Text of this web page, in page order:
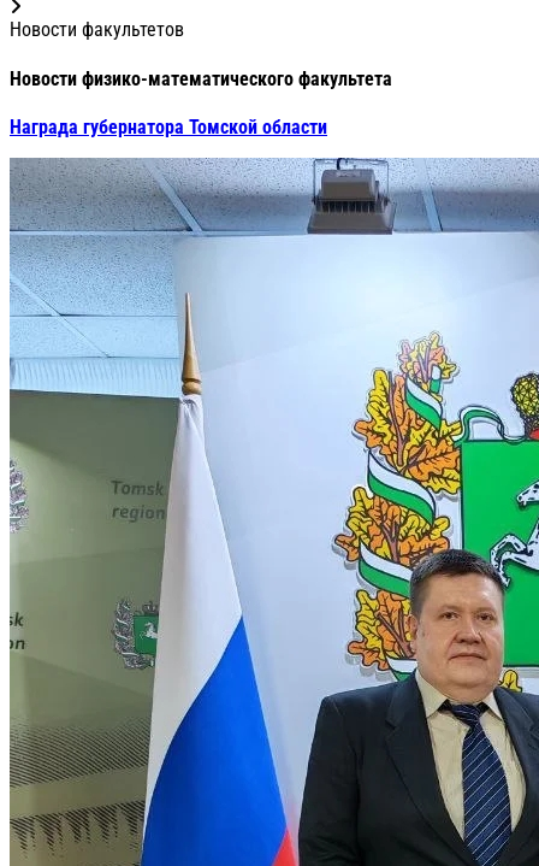
Новости факультетов
Новости физико-математического факультета
Награда губернатора Томской области